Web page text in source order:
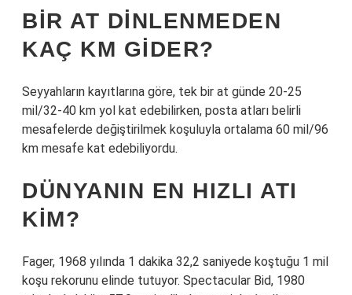
BIR AT DINLENMEDEN
KAÇ KM GIDER?
Seyyahların kayıtlarına göre, tek bir at günde 20-25
mil/32-40 km yol kat edebilirken, posta atları belirli
mesafelerde değiştirilmek koşuluyla ortalama 60 mil/96
km mesafe kat edebiliyordu.
DÜNYANIN EN HIZLI ATI
KIM?
Fager, 1968 yılında 1 dakika 32,2 saniyede koştuğu 1 mil
koşu rekorunu elinde tutuyor. Spectacular Bid, 1980